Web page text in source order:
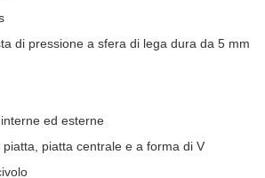
di pressione a sfera di lega dura da 5 mm
ed esterne
piatta centrale e a forma di V